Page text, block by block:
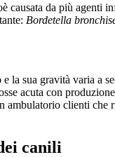
causata da più agenti
Bordetella
e la sua gravità varia a
acuta con
ambulatorio clienti che
canili